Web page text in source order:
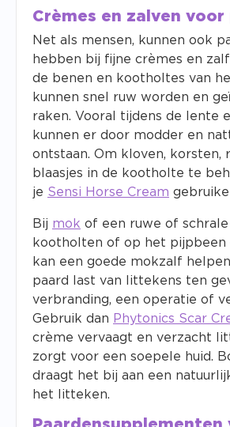
Crèmes en zalven voor
Net als mensen, kunnen ook
hebben bij fijne crèmes en
de benen en kootholtes van
kunnen snel ruw worden en
raken. Vooral tijdens de lente
kunnen er door modder en
ontstaan. Om kloven, korsten,
blaasjes in de kootholte te
je Sensi Horse Cream
Bij mok of een ruwe of schrale
kootholten of op het pijpbeen
kan een goede mokzalf
paard last van littekens ten
verbranding, een operatie of
Gebruik dan Phytonics Scar
crème vervaagt en verzacht
zorgt voor een soepele huid.
draagt het bij aan een
het litteken.